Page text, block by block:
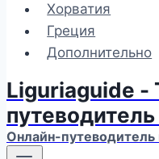
Хорватия
Греция
Дополнительно
Liguriaguide -
Онлайн-путеводитель